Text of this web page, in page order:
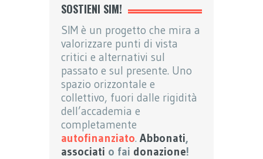
SOSTIENI SIM!
SIM è un progetto che mira a
valorizzare punti di vista
critici e alternativi sul
passato e sul presente. Uno
spazio orizzontale e
collettivo, fuori dalle rigidità
dell’accademia e
completamente
autofinanziato. Abbonati,
associati o fai donazione!